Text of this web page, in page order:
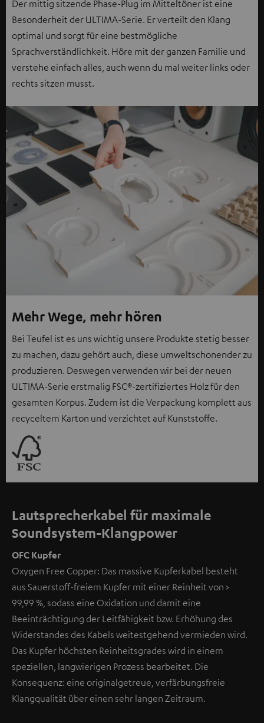
Der mittig sitzende Phase-Plug im Mitteltöner ist eine
Besonderheit der ULTIMA-Serie. Er verteilt den Klang
optimal und sorgt für eine bestmögliche
Sprachverständlichkeit. Höre mit der ganzen Familie und
verstehe einfach alles, auch wenn du mal weiter links oder
rechts sitzen musst.
Mehr Wege, mehr hören
Bei Teufel ist es uns wichtig unsere Produkte stetig besser
zu machen, dazu gehört auch, diese umweltschonender zu
produzieren. Deswegen verwenden wir bei der neuen
ULTIMA-Serie erstmalig FSC®-zertifiziertes Holz für den
gesamten Korpus. Zudem ist die Verpackung komplett aus
recyceltem Karton und verzichtet auf Kunststoffe.
Lautsprecherkabel für maximale
Soundsystem-Klangpower
OFC Kupfer
Oxygen Free Copper: Das massive Kupferkabel besteht
aus Sauerstoff-freiem Kupfer mit einer Reinheit von >
99,99 %, sodass eine Oxidation und damit eine
Beeinträchtigung der Leitfähigkeit bzw. Erhöhung des
Widerstandes des Kabels weitestgehend vermieden wird.
Das Kupfer höchsten Reinheitsgrades wird in einem
speziellen, langwierigen Prozess bearbeitet. Die
Konsequenz: eine originalgetreue, verfärbungsfreie
Klangqualität über einen sehr langen Zeitraum.